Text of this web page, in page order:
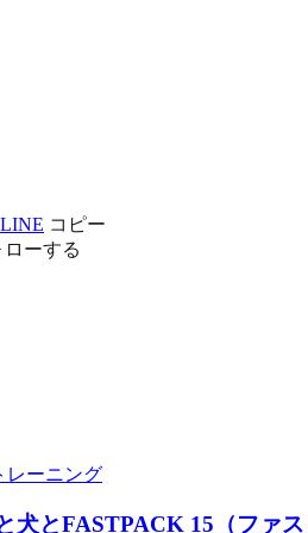
LINE コピー
ーする
レーニング
犬とFASTPACK 15（ファス